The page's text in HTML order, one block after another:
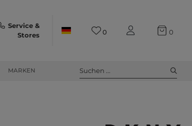
MARKEN
Service &
Stores
0 0
Suchen ...